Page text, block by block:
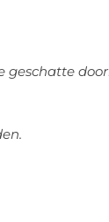
geschatte